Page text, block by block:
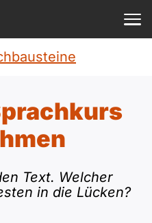
ist kostenlos?
Text. Welcher
in die Lücken?